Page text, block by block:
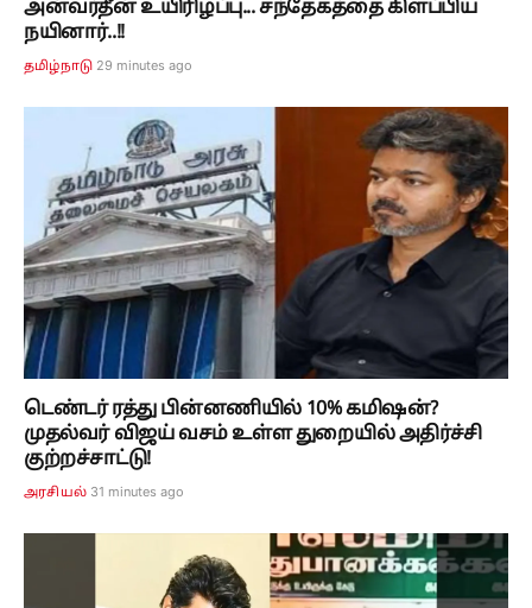
அன்வர்தீன் உயிரிழப்பு... சந்தேகத்தை கிளப்பிய
நயினார்..!!
தமிழ்நாடு 29 minutes ago
டெண்டர் ரத்து பின்னணியில் 10% கமிஷன்?
முதல்வர் விஜய் வசம் உள்ள துறையில் அதிர்ச்சி
குற்றச்சாட்டு!
அரசியல் 31 minutes ago